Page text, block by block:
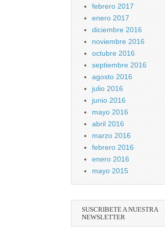
febrero 2017
enero 2017
diciembre 2016
noviembre 2016
octubre 2016
septiembre 2016
agosto 2016
julio 2016
junio 2016
mayo 2016
abril 2016
marzo 2016
febrero 2016
enero 2016
mayo 2015
SUSCRIBETE A NUESTRA
NEWSLETTER